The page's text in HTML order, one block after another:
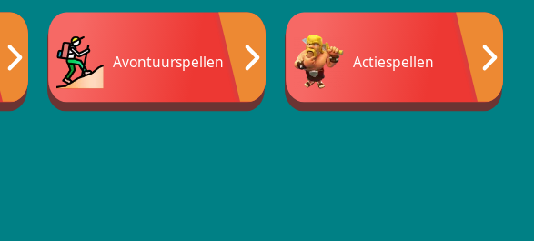
Avontuurspellen Actiespellen